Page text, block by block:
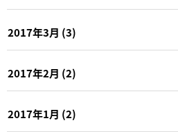
2017年3月 (3)
2017年2月 (2)
2017年1月 (2)